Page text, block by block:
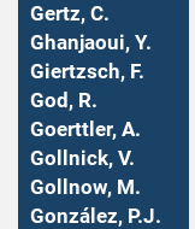
Gertz, C.
Ghanjaoui, Y.
Giertzsch, F.
God, R.
Goerttler, A.
Gollnick, V.
Gollnow, M.
González, P.J.